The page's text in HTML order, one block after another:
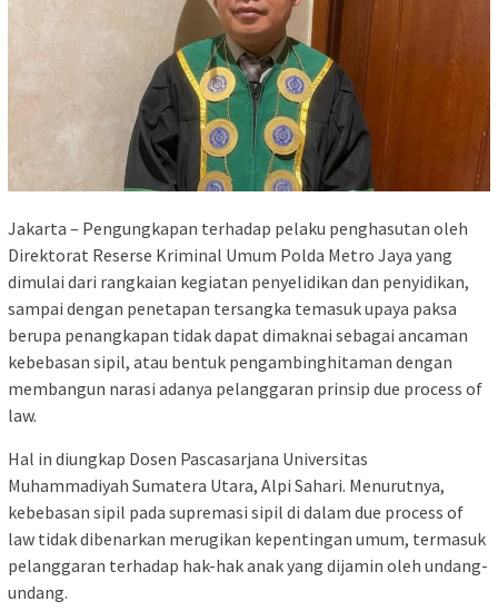
Jakarta – Pengungkapan terhadap pelaku penghasutan oleh
Direktorat Reserse Kriminal Umum Polda Metro Jaya yang
dimulai dari rangkaian kegiatan penyelidikan dan penyidikan,
sampai dengan penetapan tersangka temasuk upaya paksa
berupa penangkapan tidak dapat dimaknai sebagai ancaman
kebebasan sipil, atau bentuk pengambinghitaman dengan
membangun narasi adanya pelanggaran prinsip due process of
law.
Hal in diungkap Dosen Pascasarjana Universitas
Muhammadiyah Sumatera Utara, Alpi Sahari. Menurutnya,
kebebasan sipil pada supremasi sipil di dalam due process of
law tidak dibenarkan merugikan kepentingan umum, termasuk
pelanggaran terhadap hak-hak anak yang dijamin oleh undang-
undang.